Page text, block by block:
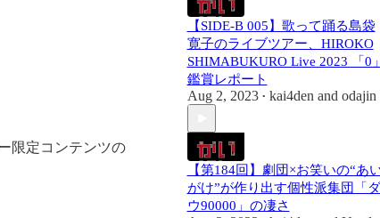
限定コンテンツの
【SIDE-B 005】歌って踊る島袋
寛子のライブツアー、HIROKO
SHIMABUKURO Live 2023 「0
鑑賞レポート
Aug 2, 2023 • kai4den and odajin
【第184回】劇団×お笑いの“あ
がけ”が作り出す個性派集団「ダ
ウ90000」の凄さ